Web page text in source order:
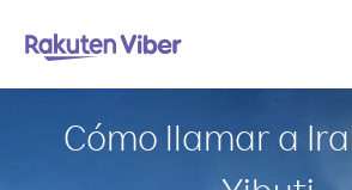
Cómo llamar a